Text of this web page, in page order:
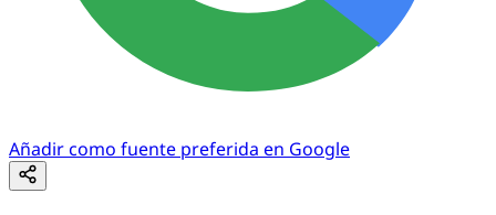
Añadir como fuente preferida en Google